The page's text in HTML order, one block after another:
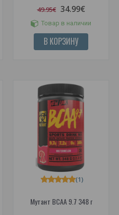
49.95€ 34.99€
Товар в наличии
В КОРЗИНУ
Мутант BCAA 9.7 348 г
(1)